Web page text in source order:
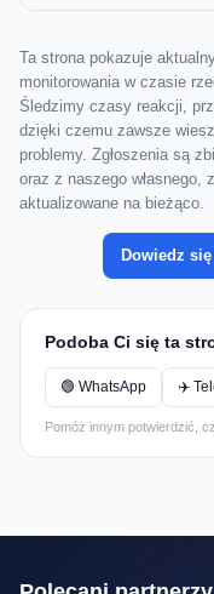
Ta strona pokazuje
monitorowania w czasie
Śledzimy czasy reakcji,
dzięki czemu zawsze
problemy. Zgłoszenia są
oraz z naszego własnego,
aktualizowane na bieżąco.
Dowiedz
Podoba Ci się ta
🟢 WhatsApp ✈️
Pomóż innym potwierdzić,